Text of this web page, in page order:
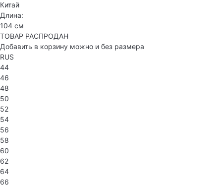
Китай
Длина:
104 см
ТОВАР РАСПРОДАН
Добавить в корзину можно и без размера
RUS
44
46
48
50
52
54
56
58
60
62
64
66